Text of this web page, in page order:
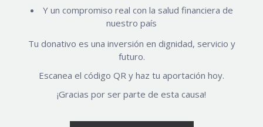
Y un compromiso real con la salud financiera de
nuestro país
Tu donativo es una inversión en dignidad, servicio y
futuro.
Escanea el código QR y haz tu aportación hoy.
¡Gracias por ser parte de esta causa!